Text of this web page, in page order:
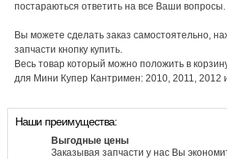
постараються ответить на все Ваши вопросы.
Вы можете сделать заказ самостоятельно,
запчасти кнопку купить.
Весь товар который можно положить в
для Мини Купер Кантримен: 2010, 2011, 2012
Наши преимущества:
Выгодные цены
Заказывая запчасти у нас Вы